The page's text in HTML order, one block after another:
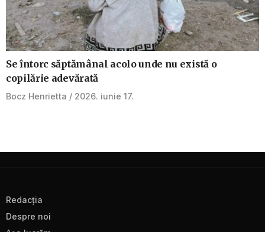
Se întorc săptămânal acolo unde nu există o
copilărie adevărată
Bocz Henrietta 2026. iunie 17.
Redacţia
Despre noi